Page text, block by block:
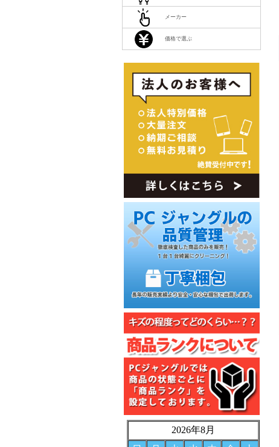
メーカー
価格で選ぶ